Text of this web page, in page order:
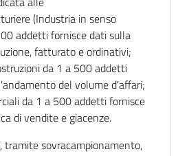
(Industria in senso
addetti fornisce dati sulla
fatturato e ordinativi;
da 1 a 500 addetti
del volume d'affari;
da 1 a 500 addetti fornisce
di vendite e giacenze.
tramite sovracampionamento,